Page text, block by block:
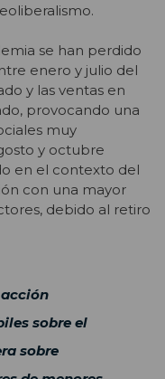
se han perdido
enero y julio del
y las ventas en
provocando una
muy
y octubre
en el contexto del
con una mayor
debido al retiro
acción
sobre el
sobre